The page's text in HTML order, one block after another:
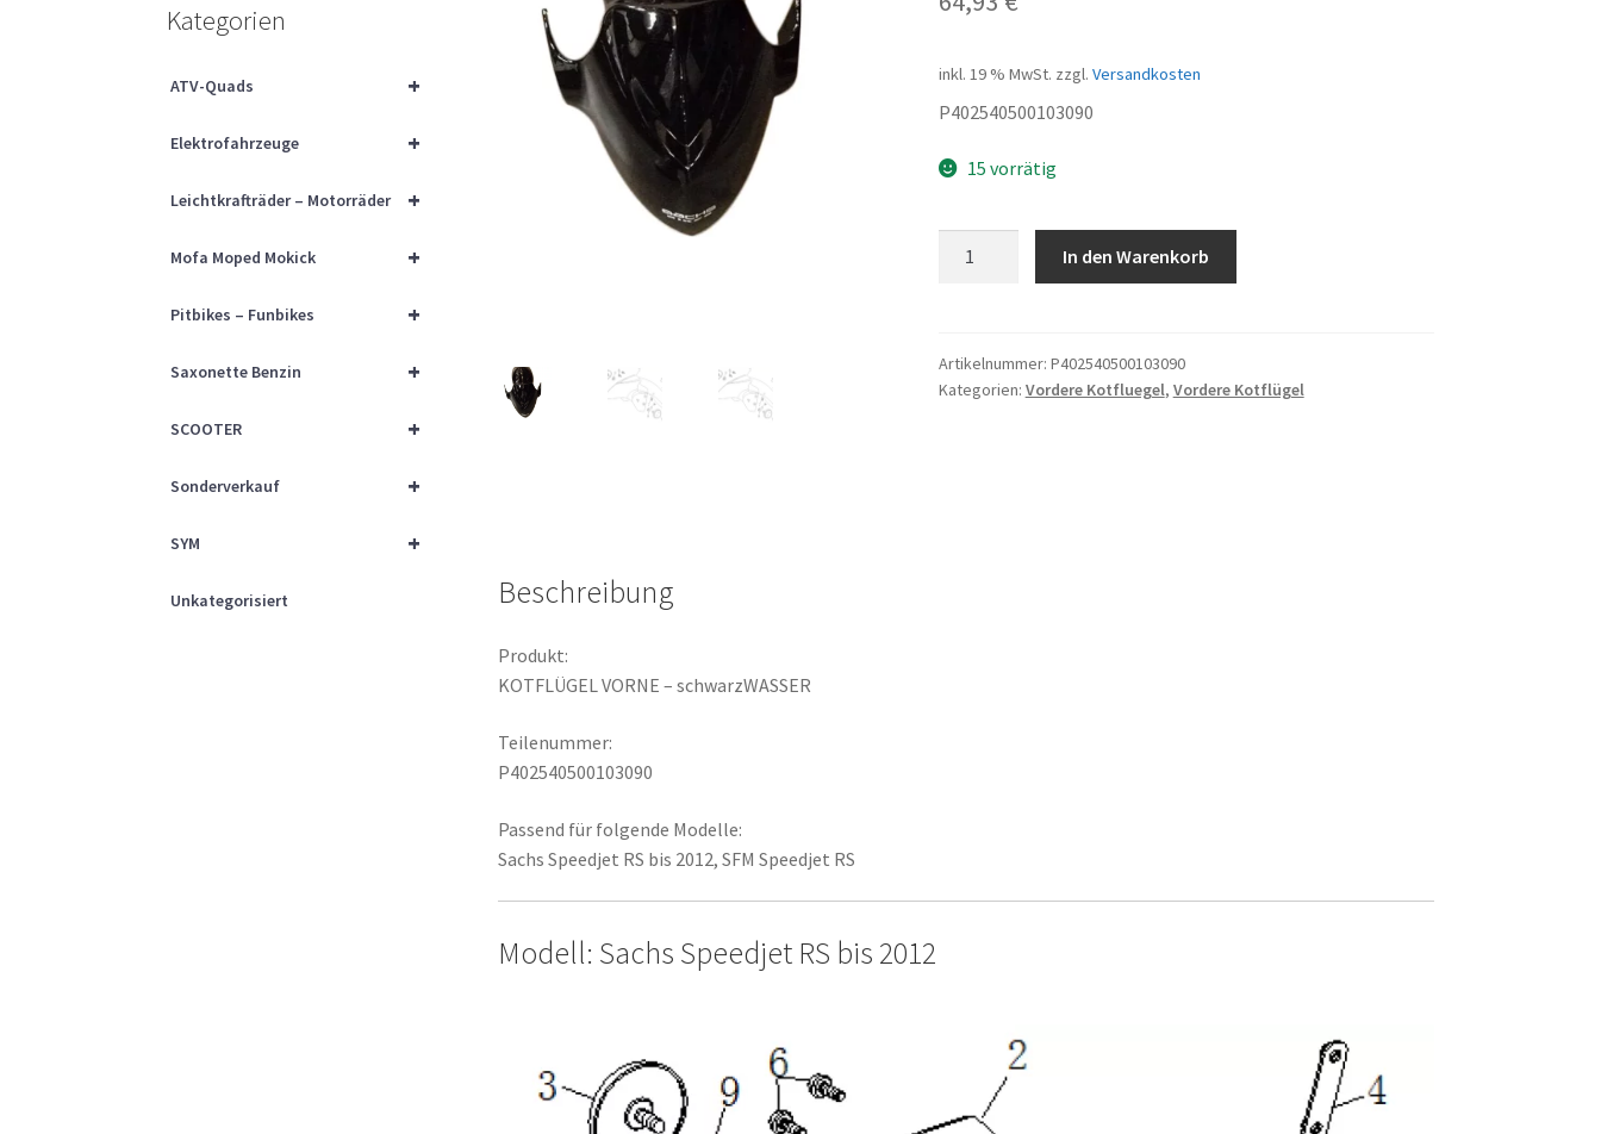
inkl. 19 % MwSt. zzgl. Versandkosten
P402540500103090
15 vorrätig
Menge
In den Warenkorb
Artikelnummer: P402540500103090
Kategorien: Vordere Kotfluegel, Vordere Kotflügel
Beschreibung
Produkt:
KOTFLÜGEL VORNE – schwarzWASSER
Teilenummer:
P402540500103090
Passend für folgende Modelle:
Sachs Speedjet RS bis 2012, SFM Speedjet RS
Modell: Sachs Speedjet RS bis 2012
Kategorien
+
ATV-Quads
+
Elektrofahrzeuge
+
Leichtkrafträder – Motorräder
+
Mofa Moped Mokick
+
Pitbikes – Funbikes
+
Saxonette Benzin
+
SCOOTER
+
Sonderverkauf
+
SYM
Unkategorisiert